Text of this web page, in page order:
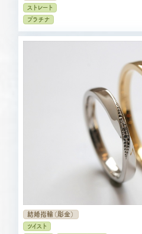
ストレート
プラチナ
結婚指輪（彫金）
ツイスト